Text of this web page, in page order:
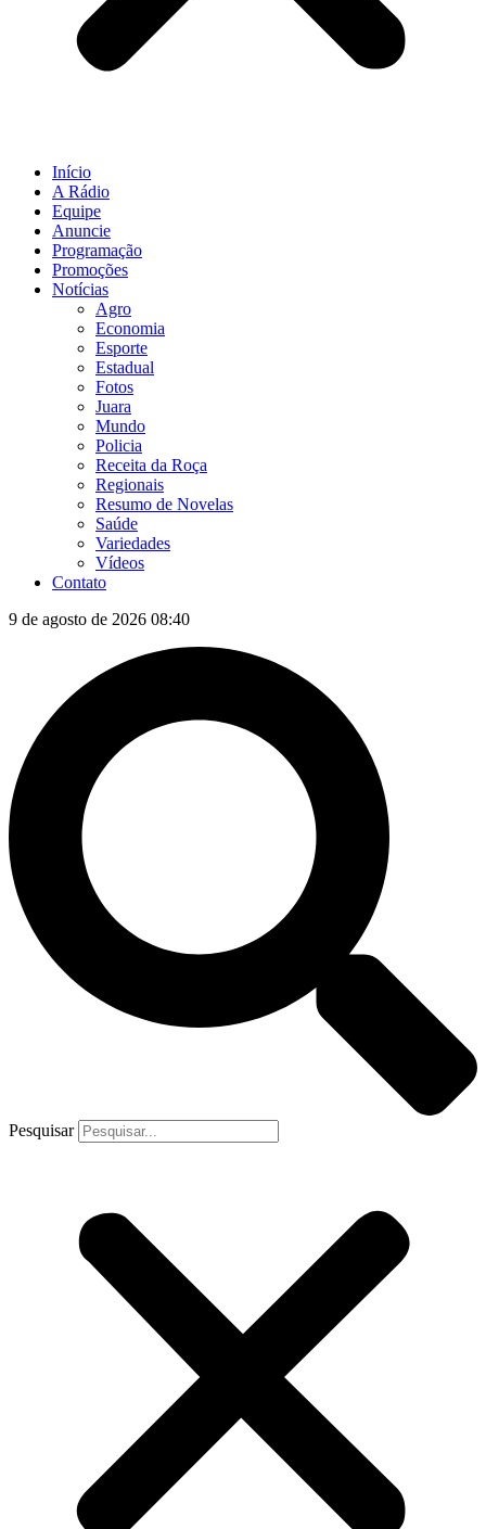
Início
A Rádio
Equipe
Anuncie
Programação
Promoções
Notícias
Agro
Economia
Esporte
Estadual
Fotos
Juara
Mundo
Policia
Receita da Roça
Regionais
Resumo de Novelas
Saúde
Variedades
Vídeos
Contato
9 de agosto de 2026 08:40
Pesquisar